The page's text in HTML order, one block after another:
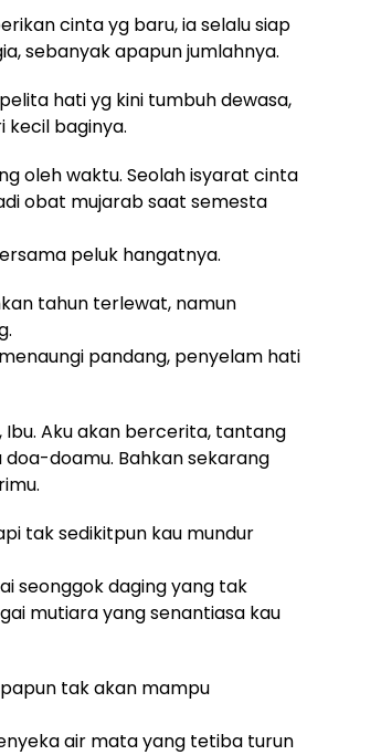
cinta yg baru, ia selalu siap
sebanyak apapun jumlahnya.
hati yg kini tumbuh dewasa,
baginya.
oleh waktu. Seolah isyarat cinta
obat mujarab saat semesta
peluk hangatnya.
tahun terlewat, namun
pandang, penyelam hati
Ibu. Aku akan bercerita, tantang
doamu. Bahkan sekarang
tak sedikitpun kau mundur
seonggok daging yang tak
mutiara yang senantiasa kau
tak akan mampu
air mata yang tetiba turun